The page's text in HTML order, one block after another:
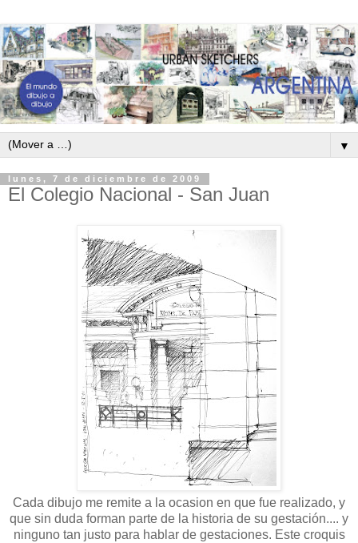
▼
lunes, 7 de diciembre de 2009
El Colegio Nacional - San Juan
Cada dibujo me remite a la ocasion en que fue realizado, y
que sin duda forman parte de la historia de su gestación.... y
ninguno tan justo para hablar de gestaciones. Este croquis